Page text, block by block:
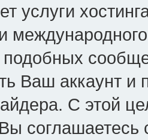
услуги
Ваш аккаунт и
С этой
соглашаетесь